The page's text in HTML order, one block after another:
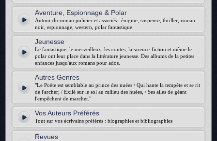
Aventure, Espionnage & Polar
Autour du roman policier et associés : énigme, suspense, thriller, roman
noir, espionnage, western, polar fantastique
Jeunesse
Le fantastique, le merveilleux, les contes, la science-fiction et même le
polar ont leur place dans la littérature jeunesse. Des albums de la petites
enfances jusqu'aux romans pour ados.
Autres Genres
"Le Poète est semblable au prince des nuées / Qui hante la tempête et se rit
de l'archer; / Exilé sur le sol au milieu des huées, / Ses ailes de géant
l'empêchent de marcher."
Vos Auteurs Préférés
Tout sur vos écrivains préférés : biographies et bibliographies
Revues